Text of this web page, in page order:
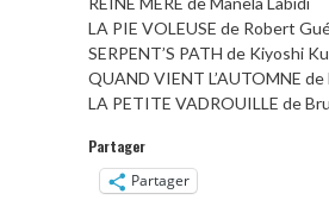
LA PIE VOLEUSE de Robert
SERPENT’S PATH de Kiyoshi
QUAND VIENT L’AUTOMNE
LA PETITE VADROUILLE de
Partager
Partager